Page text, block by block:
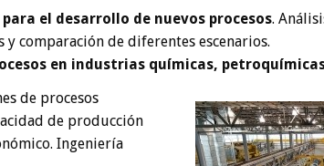
el desarrollo de nuevos procesos.
y comparación de diferentes escenarios.
en industrias químicas,
de procesos
de producción
Ingeniería